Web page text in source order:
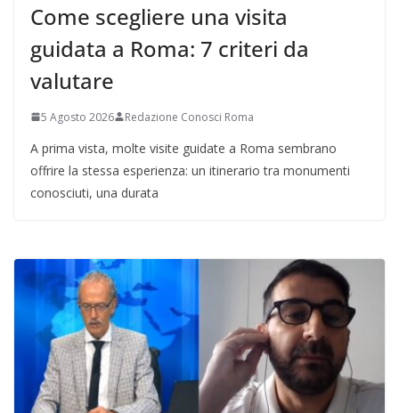
Come scegliere una visita
guidata a Roma: 7 criteri da
valutare
5 Agosto 2026 Redazione Conosci Roma
A prima vista, molte visite guidate a Roma sembrano
offrire la stessa esperienza: un itinerario tra monumenti
conosciuti, una durata